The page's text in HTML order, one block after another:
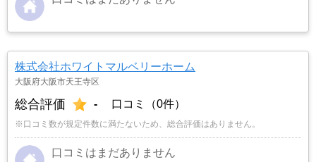
株式会社ホワイトマルベリーホーム
大阪府大阪市天王寺区
総合評価 - 口コミ（0件）
※口コミ数が規定件数に満たないため、総合評価はありません。
口コミはまだありません